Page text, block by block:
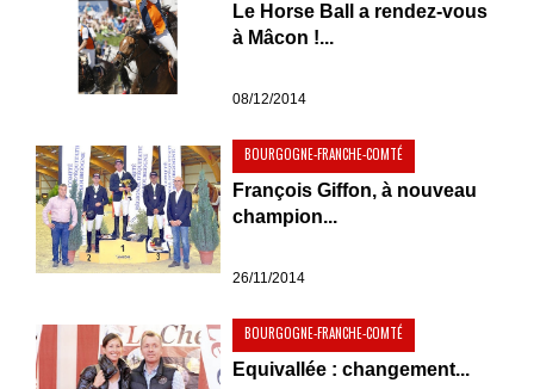
Le Horse Ball a rendez-vous
à Mâcon !...
08/12/2014
BOURGOGNE-FRANCHE-COMTÉ
François Giffon, à nouveau
champion...
26/11/2014
BOURGOGNE-FRANCHE-COMTÉ
Equivallée : changement...